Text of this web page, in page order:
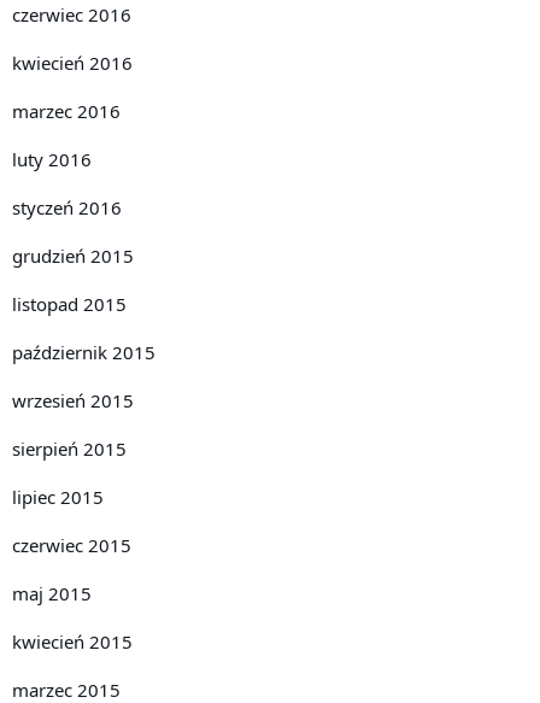
czerwiec 2016
kwiecień 2016
marzec 2016
luty 2016
styczeń 2016
grudzień 2015
listopad 2015
październik 2015
wrzesień 2015
sierpień 2015
lipiec 2015
czerwiec 2015
maj 2015
kwiecień 2015
marzec 2015